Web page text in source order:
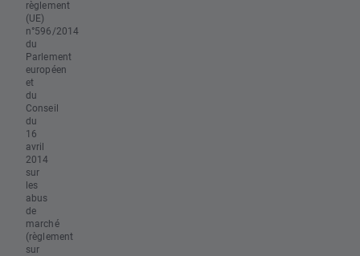
règlement
(UE)
n°596/2014
du
Parlement
européen
et
du
Conseil
du
16
avril
2014
sur
les
abus
de
marché
(règlement
sur